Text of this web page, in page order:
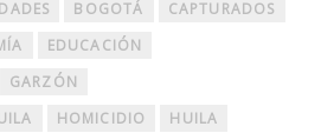
BOGOTÁ
CAPTURADOS
EDUCACIÓN
GARZÓN
HOMICIDIO
HUILA